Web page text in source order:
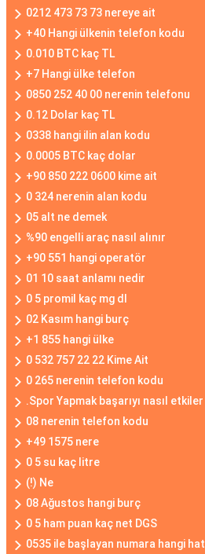
0212 473 73 73 nereye ait
+40 Hangi ülkenin telefon kodu
0.010 BTC kaç TL
+7 Hangi ülke telefon
0850 252 40 00 nerenin telefonu
0.12 Dolar kaç TL
0338 hangi ilin alan kodu
0.0005 BTC kaç dolar
+90 850 222 0600 kime ait
0 324 nerenin alan kodu
05 alt ne demek
%90 engelli araç nasıl alınır
+90 551 hangi operatör
01 10 saat anlamı nedir
0 5 promil kaç mg dl
02 Kasım hangi burç
+1 855 hangi ülke
0 532 757 22 22 Kime Ait
0 265 nerenin telefon kodu
.Spor Yapmak başarıyı nasıl etkiler
08 nerenin telefon kodu
+49 1575 nere
0 5 su kaç litre
(!) Ne
08 Ağustos hangi burç
0 5 ham puan kaç net DGS
0535 ile başlayan numara hangi hat